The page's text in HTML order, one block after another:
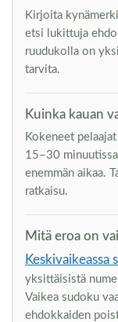
Kirjoita
etsi lukittuja
ruudukolla on
tarvita.
Kuinka kauan
Kokeneet
15–30
enemmän aikaa.
ratkaisu.
Mitä eroa on
Keskivaikeassa
yksittäisistä
Vaikea sudoku
ehdokkaiden